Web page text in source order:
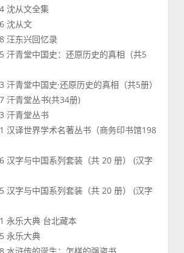
沈从文全集
沈从文
汪东兴回忆录
汗青堂中国史：还原历史的真相（共5
青堂中国史·还原历史的真相（共5册）
汗青堂丛书(共34册)
汗青堂丛书
汉译世界学术名著丛书（商务印书馆198
汉字与中国系列套装（共 20 册） (汉字
汉字与中国系列套装（共 20 册） (汉字
永乐大典 台北藏本
永乐大典